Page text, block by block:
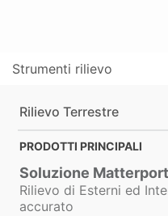
Strumenti rilievo
Rilievo Terrestre
PRODOTTI PRINCIPALI
Soluzione
Rilievo di Esterni ed
accurato
Circolari del
Salute,
Dipartimento
Fuoco.